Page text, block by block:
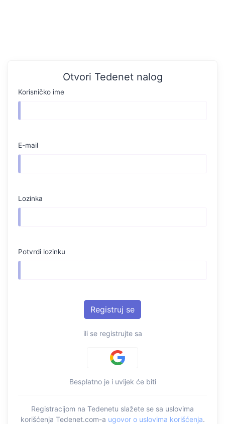
Otvori Tedenet nalog
Korisničko ime
E-mail
Lozinka
Potvrdi lozinku
ili se registrujte sa
Besplatno je i uvijek će biti
Registracijom na Tedenetu slažete se sa uslovima
korišćenja Tedenet.com-a ugovor o uslovima korišćenja.